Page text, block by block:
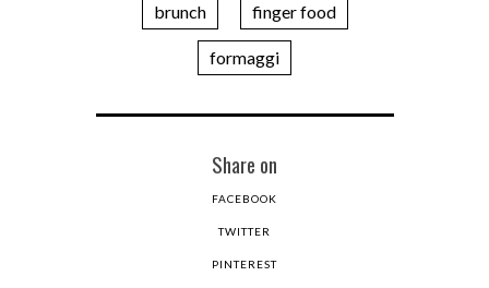
brunch finger food
formaggi
Share on
FACEBOOK
TWITTER
PINTEREST